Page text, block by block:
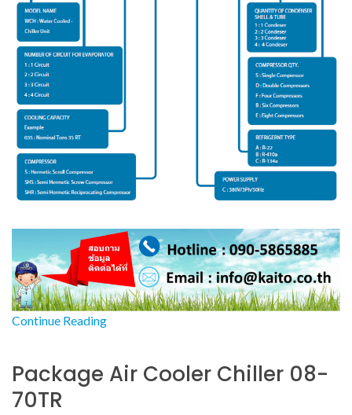
Continue Reading
Package Air Cooler Chiller 08-
70TR